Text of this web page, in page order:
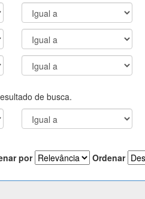
de busca.
por Ordenar